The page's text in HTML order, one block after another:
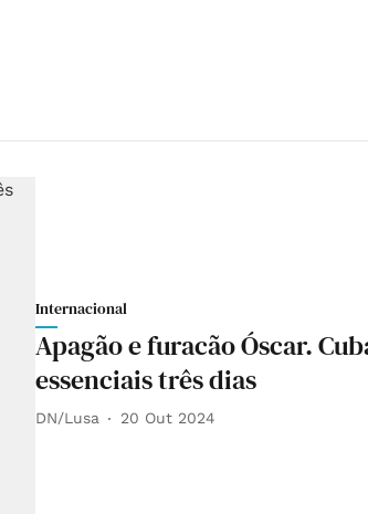
Internacional
Apagão e furacão Óscar.
essenciais três dias
DN/Lusa 20 Out 2024